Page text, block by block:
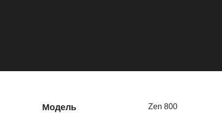
Модель Zen 800